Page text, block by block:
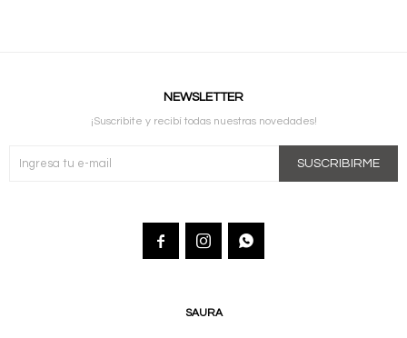
SAURA
NEWSLETTER
¡Suscribite y recibí todas nuestras novedades!
SUSCRIBIRME
  